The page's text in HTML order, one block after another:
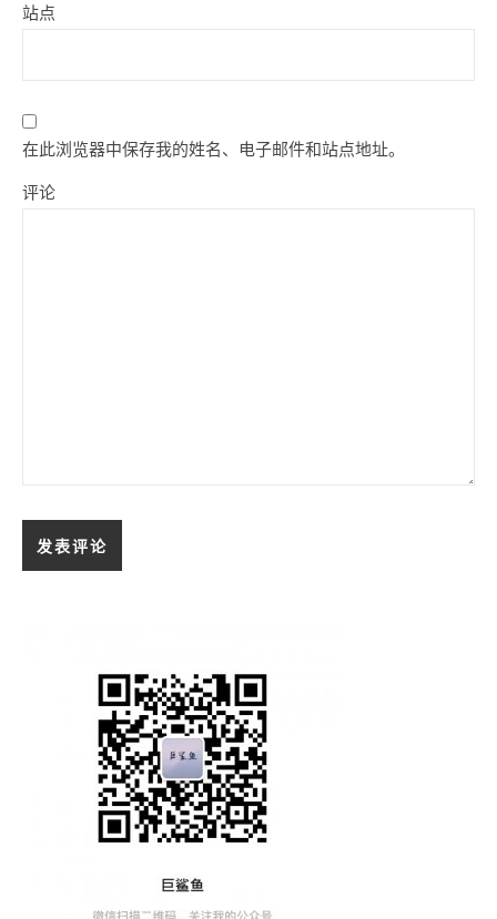
站点
在此浏览器中保存我的姓名、电子邮件和站点地址。
评论